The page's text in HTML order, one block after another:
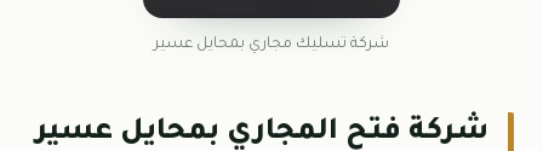
شركة تسليك مجاري بمحايل عسير
شركة فتح المجاري بمحايل عسير